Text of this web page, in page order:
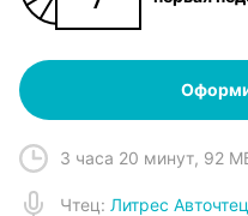
3 часа 20 минут, 92
Чтец: Литрес Авточтец